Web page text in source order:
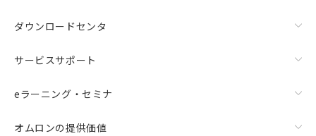
ダウンロードセンタ
サービスサポート
eラーニング・セミナ
オムロンの提供価値